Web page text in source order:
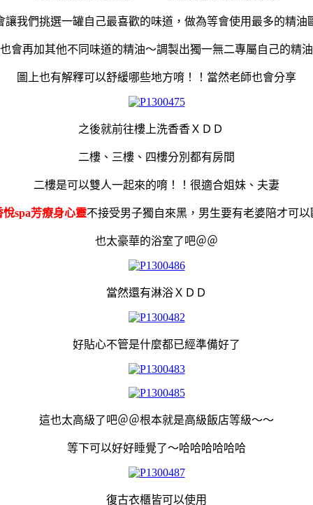
讓我們挑選一罐自己最喜歡的味道，做為等會使用最多的精油
會再加其他不同味道的精油～調製出獨一無二專屬自己的精
圖上也有解釋可以舒緩哪些地方唷！！當然老師也會分享
之後就前往樓上洗香香ＸＤＤ
二樓、三樓、四樓分別都有房間
二樓是可以雙人一起來的唷！！很適合姐妹、夫妻
悅spa芳療身心靈不接受男子獨自來黑，男生要有老婆陪才可以
也太豪華的浴室了吧＠＠
當然還有淋浴ＸＤＤ
好貼心不管是什麼都已經準備好了
這也太高級了吧＠＠根本就是高級飯店等級～～
等下可以好好睡覺了～哈哈哈哈哈哈
復古衣櫃皆可以使用